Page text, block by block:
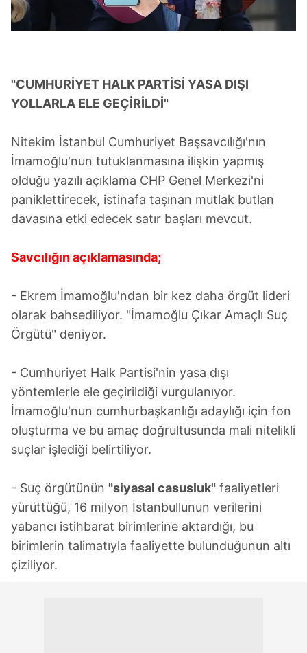
"CUMHURİYET HALK PARTİSİ YASA DIŞI
YOLLARLA ELE GEÇİRİLDİ"
Nitekim İstanbul Cumhuriyet Başsavcılığı'nın
İmamoğlu'nun tutuklanmasına ilişkin yapmış
olduğu yazılı açıklama CHP Genel Merkezi'ni
paniklettirecek, istinafa taşınan mutlak butlan
davasına etki edecek satır başları mevcut.
Savcılığın açıklamasında;
- Ekrem İmamoğlu'ndan bir kez daha örgüt lideri
olarak bahsediliyor. "İmamoğlu Çıkar Amaçlı Suç
Örgütü" deniyor.
- Cumhuriyet Halk Partisi'nin yasa dışı
yöntemlerle ele geçirildiği vurgulanıyor.
İmamoğlu'nun cumhurbaşkanlığı adaylığı için fon
oluşturma ve bu amaç doğrultusunda mali nitelikli
suçlar işlediği belirtiliyor.
- Suç örgütünün "siyasal casusluk" faaliyetleri
yürüttüğü, 16 milyon İstanbullunun verilerini
yabancı istihbarat birimlerine aktardığı, bu
birimlerin talimatıyla faaliyette bulunduğunun altı
çiziliyor.